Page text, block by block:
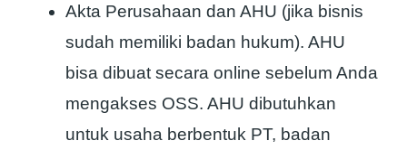
Akta Perusahaan dan AHU (jika bisnis
sudah memiliki badan hukum). AHU
bisa dibuat secara online sebelum Anda
mengakses OSS. AHU dibutuhkan
untuk usaha berbentuk PT, badan